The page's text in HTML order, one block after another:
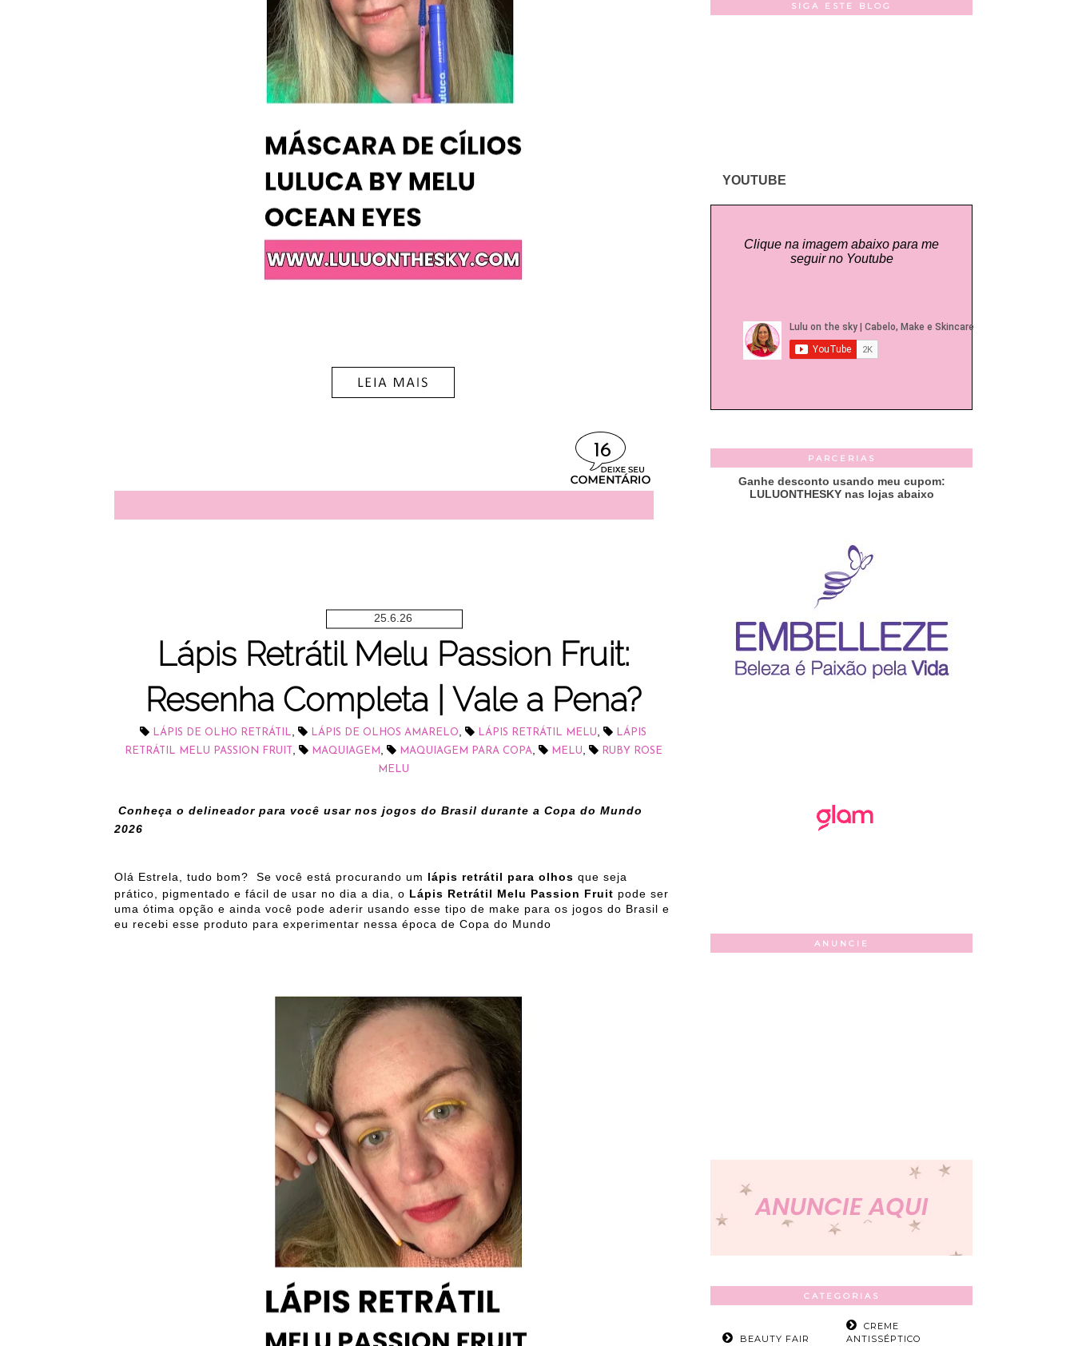
16
25.6.26
Lápis Retrátil Melu Passion Fruit:
Resenha Completa | Vale a Pena?
LÁPIS DE OLHO RETRÁTIL LÁPIS DE OLHOS AMARELO LÁPIS RETRÁTIL MELU
LÁPIS
RETRÁTIL MELU PASSION FRUIT
MAQUIAGEM MAQUIAGEM PARA COPA MELU
RUBY ROSE
MELU
Conheça o delineador para você usar nos jogos do Brasil durante a Copa do Mundo
2026
Olá Estrela, tudo bom? Se você está procurando um lápis retrátil para olhos que seja
prático, pigmentado e fácil de usar no dia a dia, o Lápis Retrátil Melu Passion Fruit pode ser
uma ótima opção e ainda você pode aderir usando esse tipo de make para os jogos do Brasil e
eu recebi esse produto para experimentar nessa época de Copa do Mundo
SIGA ESTE BLOG
YOUTUBE
Clique na imagem abaixo para me
seguir no Youtube
PARCERIAS
Ganhe desconto usando meu cupom:
LULUONTHESKY nas lojas abaixo
ANUNCIE
CATEGORIAS
BEAUTY FAIR
CREME
ANTISSÉPTICO